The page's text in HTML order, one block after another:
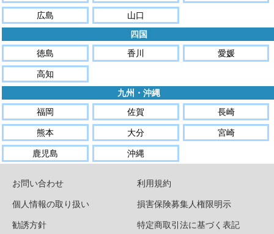
広島
山口
四国
徳島
香川
愛媛
高知
九州・沖縄
福岡
佐賀
長崎
熊本
大分
宮崎
鹿児島
沖縄
お問い合わせ
利用規約
個人情報の取り扱い
損害保険募集人権限明示
勧誘方針
特定商取引法に基づく表記